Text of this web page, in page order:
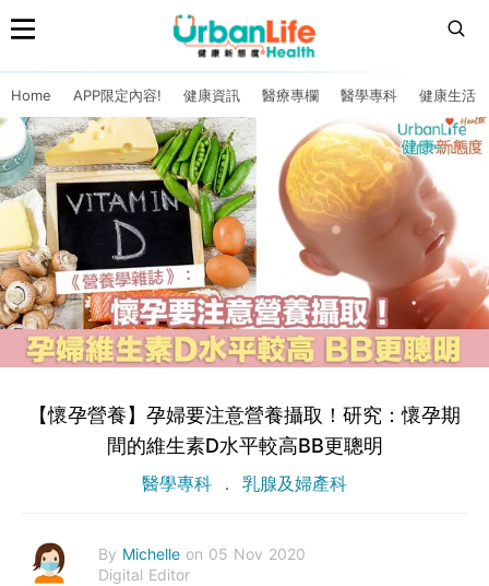
Home APP限定內容! 健康資訊 醫療專欄 醫學專科 健康生活
【懷孕營養】孕婦要注意營養攝取！研究：懷孕期
間的維生素D水平較高BB更聰明
醫學專科 乳腺及婦產科
By Michelle on 05 Nov 2020
Digital Editor